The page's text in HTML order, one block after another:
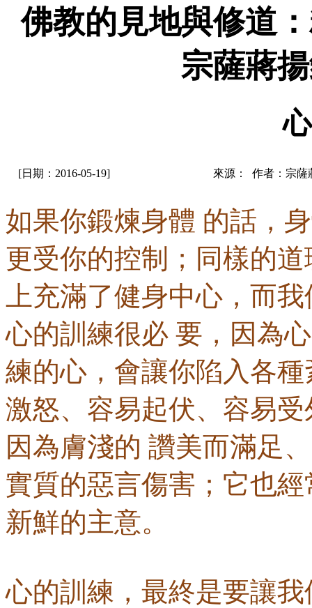
佛教的見地與修道
宗薩蔣
[日期：2016-05-19] 來源： 作者：宗薩
如果你鍛煉身體 的話，
更受你的控制；同樣的
上充滿了健身中心，而
心的訓練很必 要，因為
練的心，會讓你陷入各
激怒、容易起伏、容易
因為膚淺的 讚美而滿足
實質的惡言傷害；它也
新鮮的主意。
心的訓練，最終是要讓